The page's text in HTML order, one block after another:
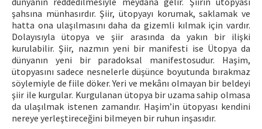
şahsına münhasırdır. Şiir, ütopyayı korumak, saklamak ve
hatta ona ulaşılmasını daha da gizemli kılmak için vardır.
Dolayısıyla ütopya ve şiir arasında da yakın bir ilişki
kurulabilir. Şiir, nazmın yeni bir manifesti ise Ütopya da
dünyanın yeni bir paradoksal manifestosudur. Haşim,
ütopyasını sadece nesnelerle düşünce boyutunda bırakmaz
söylemiyle de fiile döker. Yeri ve mekânı olmayan bir beldeyi
şiir ile kurgular. Kurgulanan ütopya bir uzama sahip olmasa
da ulaşılmak istenen zamandır. Haşim’in ütopyası kendini
nereye yerleştireceğini bilmeyen bir ruhun inşasıdır.